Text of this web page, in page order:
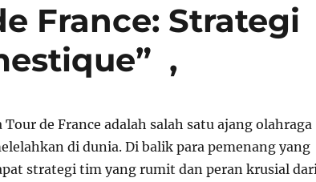
France: Strategi
,
de France adalah salah satu ajang olahraga
di dunia. Di balik para pemenang yang
strategi tim yang rumit dan peran krusial